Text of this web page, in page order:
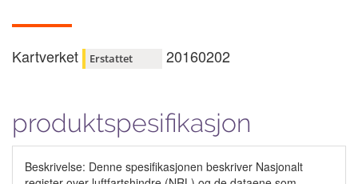
Kartverket Erstattet 20160202
produktspesifikasjon
Beskrivelse: Denne spesifikasjonen beskriver Nasjonalt